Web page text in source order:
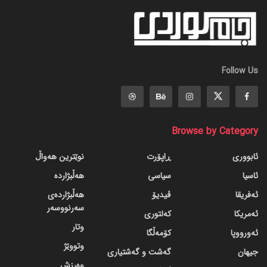
Follow Us
Browse by Category
ئابووری
ئاسیا
ئەفریقا
ئەمریکا
ئەورووپا
جیهان
ڕاپۆرت
سیاسی
ڤیدیۆ
کەلتوری
کۆمەڵگا
گه‌شت و گه‌شتیاری
نوێترین هەواڵ
هەڵبژاردە
هەڵبژاردەی
سەرنووسەر
وتار
وتووێژ